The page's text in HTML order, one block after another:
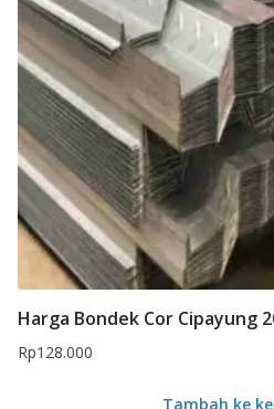
Harga Bondek Cor Cipayung
Rp128.000
Tambah ke